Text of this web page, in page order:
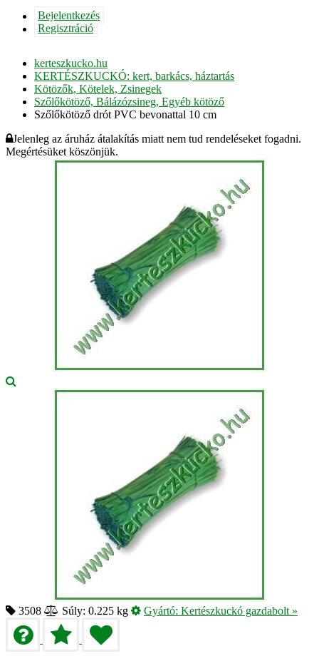
Bejelentkezés
Regisztráció
kerteszkucko.hu
KERTÉSZKUCKÓ: kert, barkács, háztartás
Kötözők, Kötelek, Zsinegek
Szőlőkötöző, Bálázózsineg, Egyéb kötöző
Szőlőkötöző drót PVC bevonattal 10 cm
Jelenleg az áruház átalakítás miatt nem tud rendeléseket fogadni.
Megértésüket köszönjük.
3508 Súly: 0.225 kg Gyártó: Kertészkuckó gazdabolt »